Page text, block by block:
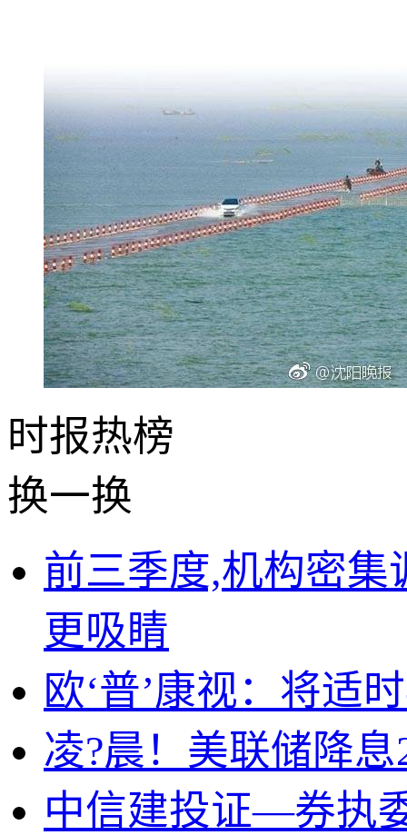
时报热榜
换一换
前三季度,机构密
更吸睛
欧‘普’康视：将适
凌?晨！美联储降
中信建投证—券执